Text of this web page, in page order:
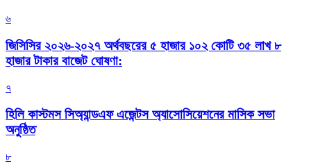
৬
জিসিসির ২০২৬-২০২৭ অর্থবছরের ৫ হাজার ১০২ কোটি ৩৫ লাখ ৮
হাজার টাকার বাজেট ঘোষণা:
৭
হিলি কাস্টমস সিঅ্যান্ডএফ এজেন্টস অ্যাসোসিয়েশনের মাসিক সভা
অনুষ্ঠিত
৮